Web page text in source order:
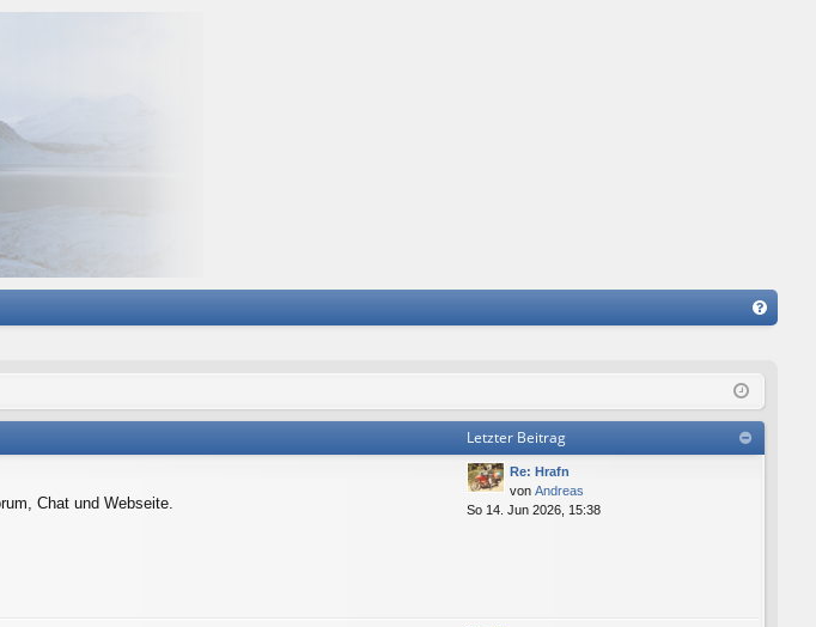
Q
Letzter Beitrag
Chat und Webseite.
Re: Hrafn
von Andreas
So 14. Jun 2026, 15:38